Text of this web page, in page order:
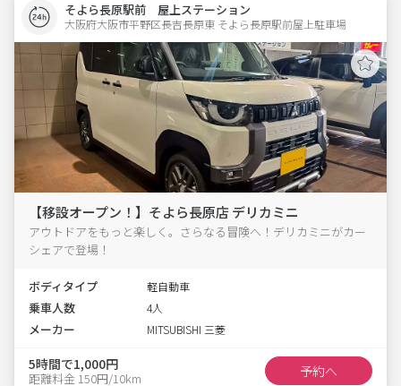
そよら長原駅前 屋上ステーション
大阪府大阪市平野区長吉長原東 そよら長原駅前屋上駐車場
【移設オープン！】そよら長原店 デリカミニ
アウトドアをもっと楽しく。さらなる冒険へ！デリカミニがカー
シェアで登場！
ボディタイプ 軽自動車
乗車人数 4人
メーカー MITSUBISHI 三菱
5時間で1,000円
距離料金 150円/10km 予約へ